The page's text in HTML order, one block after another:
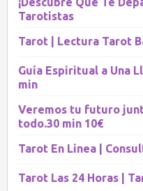
Tarotistas
Tarot | Lectura Tarot
Guía Espiritual a Una
min
Veremos tu futuro
todo.30 min 10€
Tarot En Linea |
Tarot Las 24 Horas |